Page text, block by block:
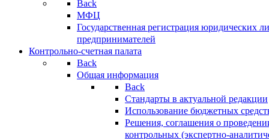
Back
МФЦ
Государственная регистрация юридических
предпринимателей
Контрольно-счетная палата
Back
Общая информация
Back
Стандарты в актуальной редакции
Использование бюджетных
Решения, соглашения о
контрольных (экспертно-